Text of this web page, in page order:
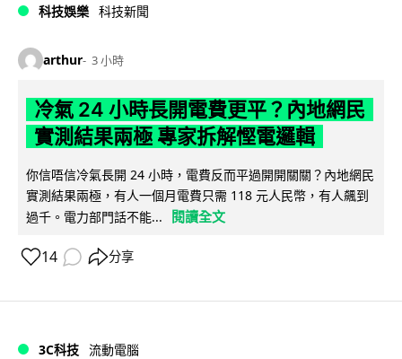
科技娛樂 科技新聞
arthur 3 小時
冷氣 24 小時長開電費更平？內地網民
實測結果兩極 專家拆解慳電邏輯
你信唔信冷氣長開 24 小時，電費反而平過開開關關？內地網民
實測結果兩極，有人一個月電費只需 118 元人民幣，有人飆到
過千。電力部門話不能...
閱讀全文
14 分享
3C科技 流動電腦